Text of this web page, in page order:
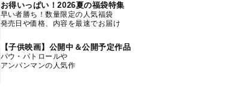
お得いっぱい！2026夏の福袋特集
早い者勝ち！数量限定の人気福袋
発売日や価格、内容を最速でお届け
【子供映画】公開中＆公開予定作品
パウ・パトロールや
アンパンマンの人気作